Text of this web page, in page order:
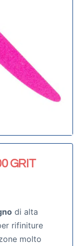
GRIT
di alta
rifiniture
molto